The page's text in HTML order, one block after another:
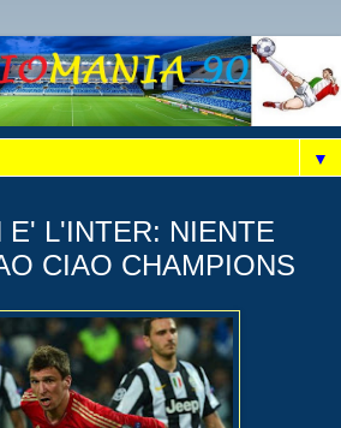
▼
E' L'INTER: NIENTE
CIAO CHAMPIONS